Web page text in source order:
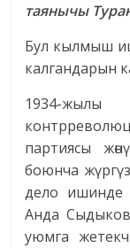
таянычы
Бул кылмыш
калгандарын
1934-жылы
партиясы
боюнча
дело ишинде
Анда
уюмга